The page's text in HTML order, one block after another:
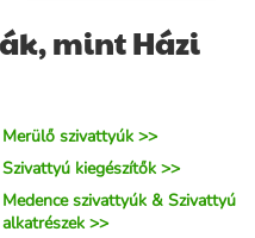
mint Házi
Merülő szivattyúk >>
Szivattyú kiegészítők >>
Medence szivattyúk & Szivattyú
alkatrészek >>